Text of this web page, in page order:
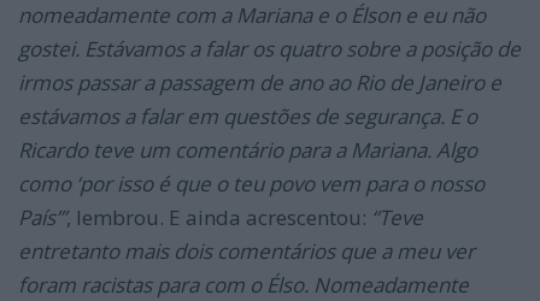
nomeadamente com a Mariana e o Élson e eu não
gostei. Estávamos a falar os quatro sobre a posição de
irmos passar a passagem de ano ao Rio de Janeiro e
estávamos a falar em questões de segurança. E o
Ricardo teve um comentário para a Mariana. Algo
como ‘por isso é que o teu povo vem para o nosso
País’”, lembrou. E ainda acrescentou: “Teve
entretanto mais dois comentários que a meu ver
foram racistas para com o Élso. Nomeadamente